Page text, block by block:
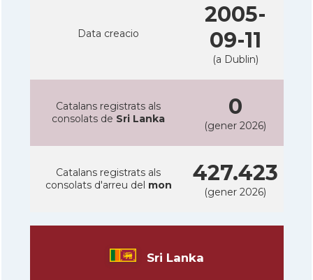
Data creacio
2005-
09-11
(a Dublin)
Catalans registrats als
consolats de Sri Lanka 0
(gener 2026)
Catalans registrats als
consolats d'arreu del mon 427.423
(gener 2026)
Sri Lanka